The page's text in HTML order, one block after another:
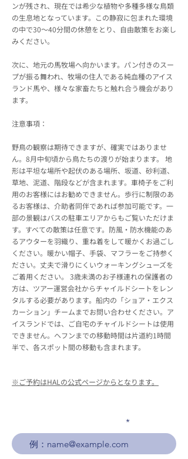
ンが残され、現在では希少な植物や多種多様な鳥類
の生息地となっています。この静寂に包まれた環境
の中で30～40分間の休憩をとり、自由散策をお楽し
みください。
次に、地元の馬牧場へ向かいます。パン付きのスー
プが振る舞われ、牧場の住人である純血種のアイス
ランド馬や、様々な家畜たちと触れ合う機会があり
ます。
注意事項：
野鳥の観察は期待できますが、確実ではありませ
ん。8月中旬頃から鳥たちの渡りが始まります。 地
形は平坦な場所や起伏のある場所、坂道、砂利道、
草地、泥道、階段などが含まれます。車椅子をご利
用のお客様にはお勧めできません。歩行に制限のあ
るお客様は、介助者同伴であれば参加可能です。一
部の景観はバスの駐車エリアからもご覧いただけま
す。すべての散策は任意です。防風・防水機能のあ
るアウターを羽織り、重ね着をして暖かくお過ごし
ください。暖かい帽子、手袋、マフラーをご持参く
ださい。丈夫で滑りにくいウォーキングシューズを
ご着用ください。 3歳未満のお子様連れの保護者の
方は、ツアー運営会社からチャイルドシートをレン
タルする必要があります。船内の「ショア・エクス
カーション」チームまでお問い合わせください。ア
イスランドでは、ご自宅のチャイルドシートは使用
できません。ヘフンまでの移動時間は片道約1時間
半で、各スポット間の移動も含まれます。
※ご予約はHALの公式ページからとなります。